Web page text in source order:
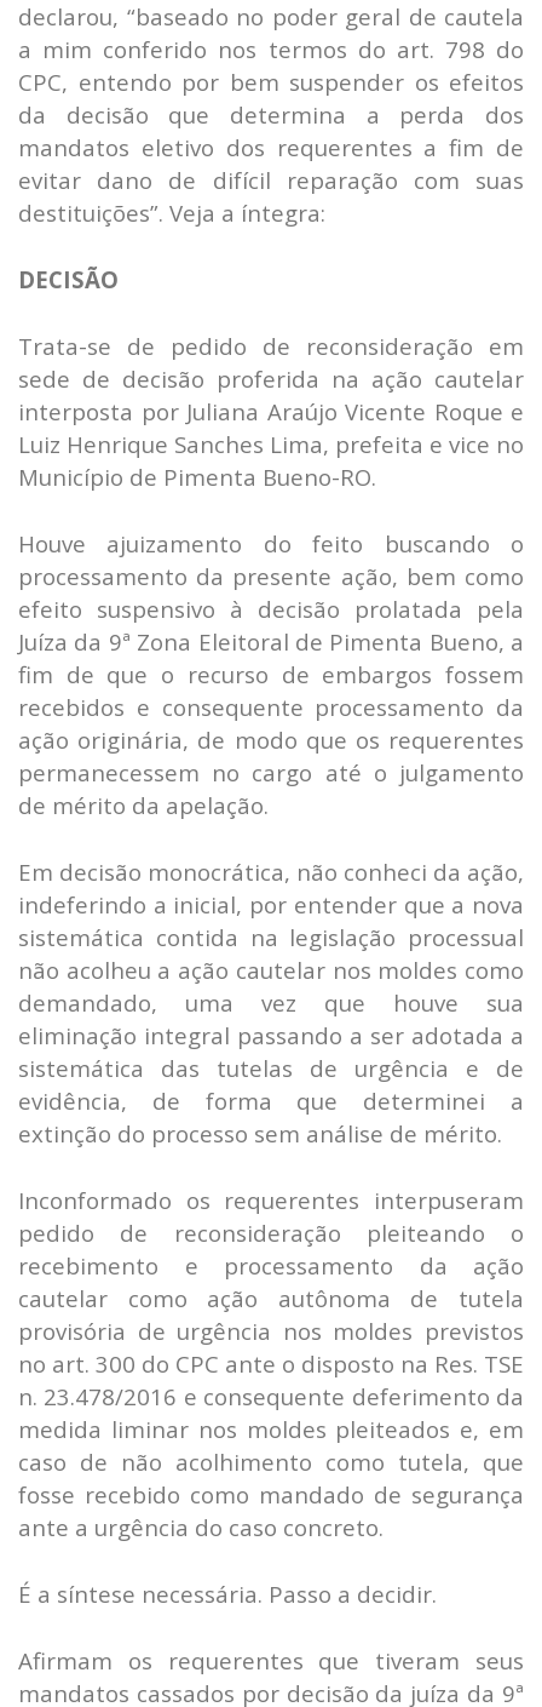
declarou, “baseado no poder geral de cautela
a mim conferido nos termos do art. 798 do
CPC, entendo por bem suspender os efeitos
da decisão que determina a perda dos
mandatos eletivo dos requerentes a fim de
evitar dano de difícil reparação com suas
destituições”. Veja a íntegra:
DECISÃO
Trata-se de pedido de reconsideração em
sede de decisão proferida na ação cautelar
interposta por Juliana Araújo Vicente Roque e
Luiz Henrique Sanches Lima, prefeita e vice no
Município de Pimenta Bueno-RO.
Houve ajuizamento do feito buscando o
processamento da presente ação, bem como
efeito suspensivo à decisão prolatada pela
Juíza da 9ª Zona Eleitoral de Pimenta Bueno, a
fim de que o recurso de embargos fossem
recebidos e consequente processamento da
ação originária, de modo que os requerentes
permanecessem no cargo até o julgamento
de mérito da apelação.
Em decisão monocrática, não conheci da ação,
indeferindo a inicial, por entender que a nova
sistemática contida na legislação processual
não acolheu a ação cautelar nos moldes como
demandado, uma vez que houve sua
eliminação integral passando a ser adotada a
sistemática das tutelas de urgência e de
evidência, de forma que determinei a
extinção do processo sem análise de mérito.
Inconformado os requerentes interpuseram
pedido de reconsideração pleiteando o
recebimento e processamento da ação
cautelar como ação autônoma de tutela
provisória de urgência nos moldes previstos
no art. 300 do CPC ante o disposto na Res. TSE
n. 23.478/2016 e consequente deferimento da
medida liminar nos moldes pleiteados e, em
caso de não acolhimento como tutela, que
fosse recebido como mandado de segurança
ante a urgência do caso concreto.
É a síntese necessária. Passo a decidir.
Afirmam os requerentes que tiveram seus
mandatos cassados por decisão da juíza da 9ª